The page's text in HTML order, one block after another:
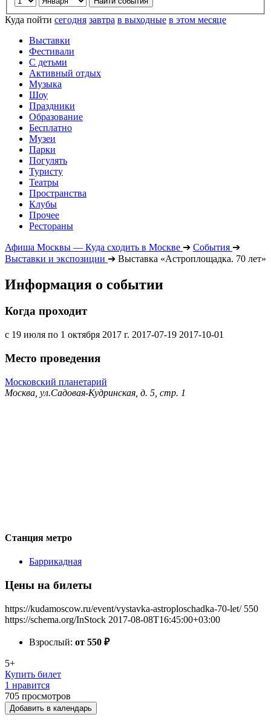
Куда пойти сегодня завтра в выходные в этом месяце
Выставки
Фестивали
С детьми
Активный отдых
Музыка
Шоу
Праздники
Образование
Бесплатно
Музеи
Парки
Погулять
Туристу
Театры
Пространства
Клубы
Прочее
Рестораны
Афиша Москвы — Куда сходить в Москве ➔ События ➔
Выставки и экспозиции ➔ Выставка «Астроплощадка. 70 лет»
Информация о событии
Когда проходит
с 19 июля по 1 октября 2017 г. 2017-07-19 2017-10-01
Место проведения
Московский планетарий
Москва, ул.Садовая-Кудринская, д. 5, стр. 1
Станция метро
Баррикадная
Цены на билеты
https://kudamoscow.ru/event/vystavka-astroploschadka-70-let/ 550
https://schema.org/InStock 2017-08-08T16:45:00+03:00
Взрослый: от 550 ₽
5+
Купить билет
1 нравится
705 просмотров
Добавить в календарь